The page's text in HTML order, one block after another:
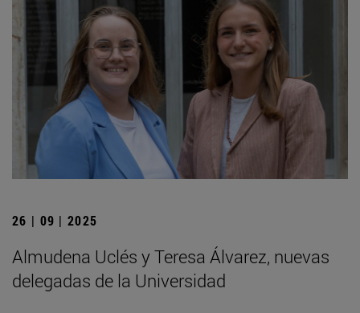
26 | 09 | 2025
Almudena Uclés y Teresa Álvarez, nuevas
delegadas de la Universidad